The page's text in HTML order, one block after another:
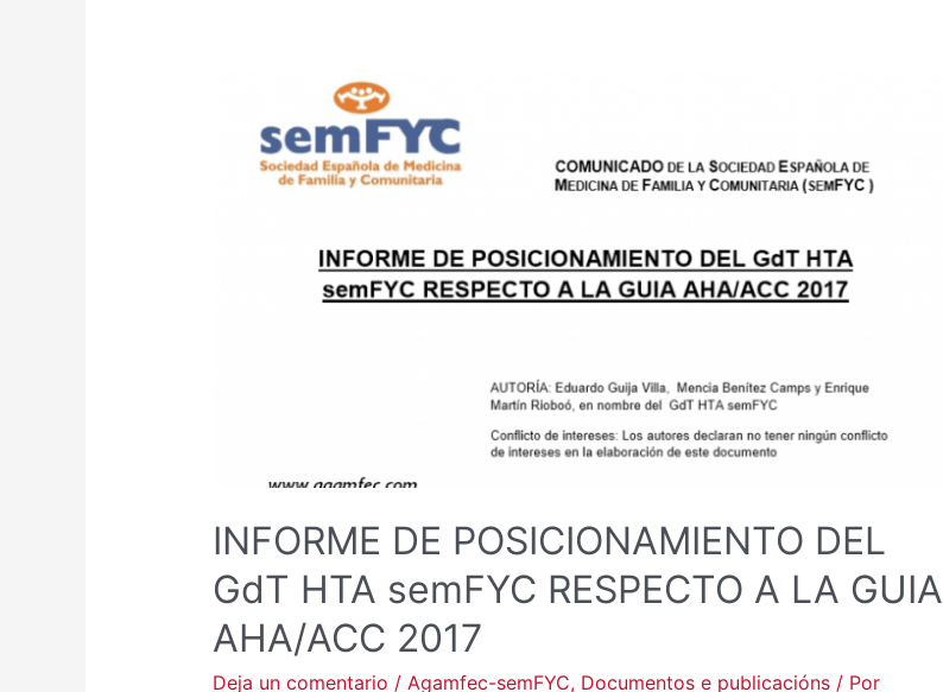
INFORME DE POSICIONAMIENTO DEL
GdT HTA semFYC RESPECTO A LA GUIA
AHA/ACC 2017
Deja un comentario / Agamfec-semFYC, Documentos e publicacións/ Por